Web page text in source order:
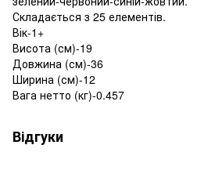
Складається з 25 елементів.
Вік-1+
Висота (см)-19
Довжина (см)-36
Ширина (см)-12
Вага нетто (кг)-0.457
Відгуки